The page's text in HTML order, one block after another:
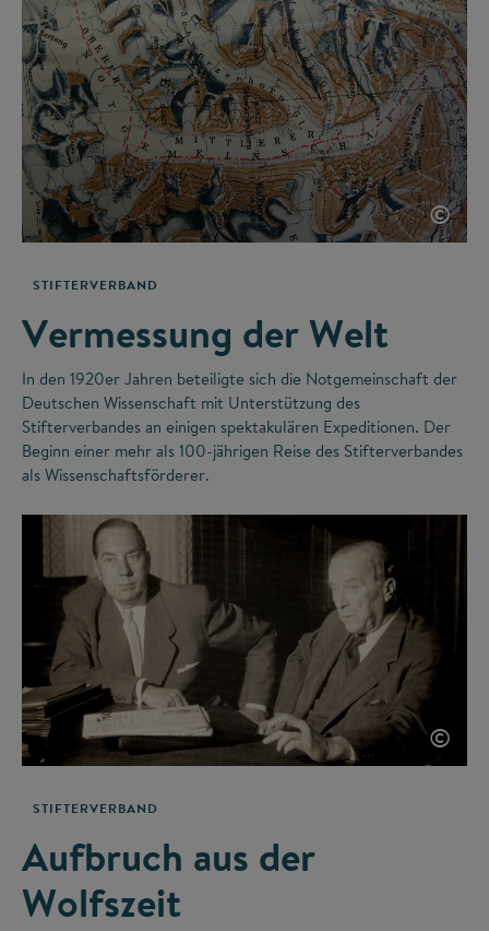
©
STIFTERVERBAND
Vermessung der Welt
In den 1920er Jahren beteiligte sich die Notgemeinschaft der
Deutschen Wissenschaft mit Unterstützung des
Stifterverbandes an einigen spektakulären Expeditionen. Der
Beginn einer mehr als 100-jährigen Reise des Stifterverbandes
als Wissenschaftsförderer.
©
STIFTERVERBAND
Aufbruch aus der
Wolfszeit